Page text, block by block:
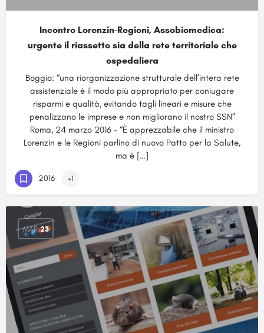
Incontro Lorenzin-Regioni, Assobiomedica:
urgente il riassetto sia della rete territoriale che
ospedaliera
Boggio: “una riorganizzazione strutturale dell’intera rete
assistenziale è il modo più appropriato per coniugare
risparmi e qualità, evitando tagli lineari e misure che
penalizzano le imprese e non migliorano il nostro SSN”
Roma, 24 marzo 2016 – “È apprezzabile che il ministro
Lorenzin e le Regioni parlino di nuovo Patto per la Salute,
ma è […]
2016 +1
MAR 23